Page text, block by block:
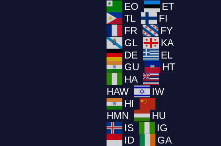
EO
ET
TL
FI
FR
FY
GL
KA
DE
EL
GU
HT
HA
HAW
IW
HI
HMN
HU
IS
IG
ID
GA